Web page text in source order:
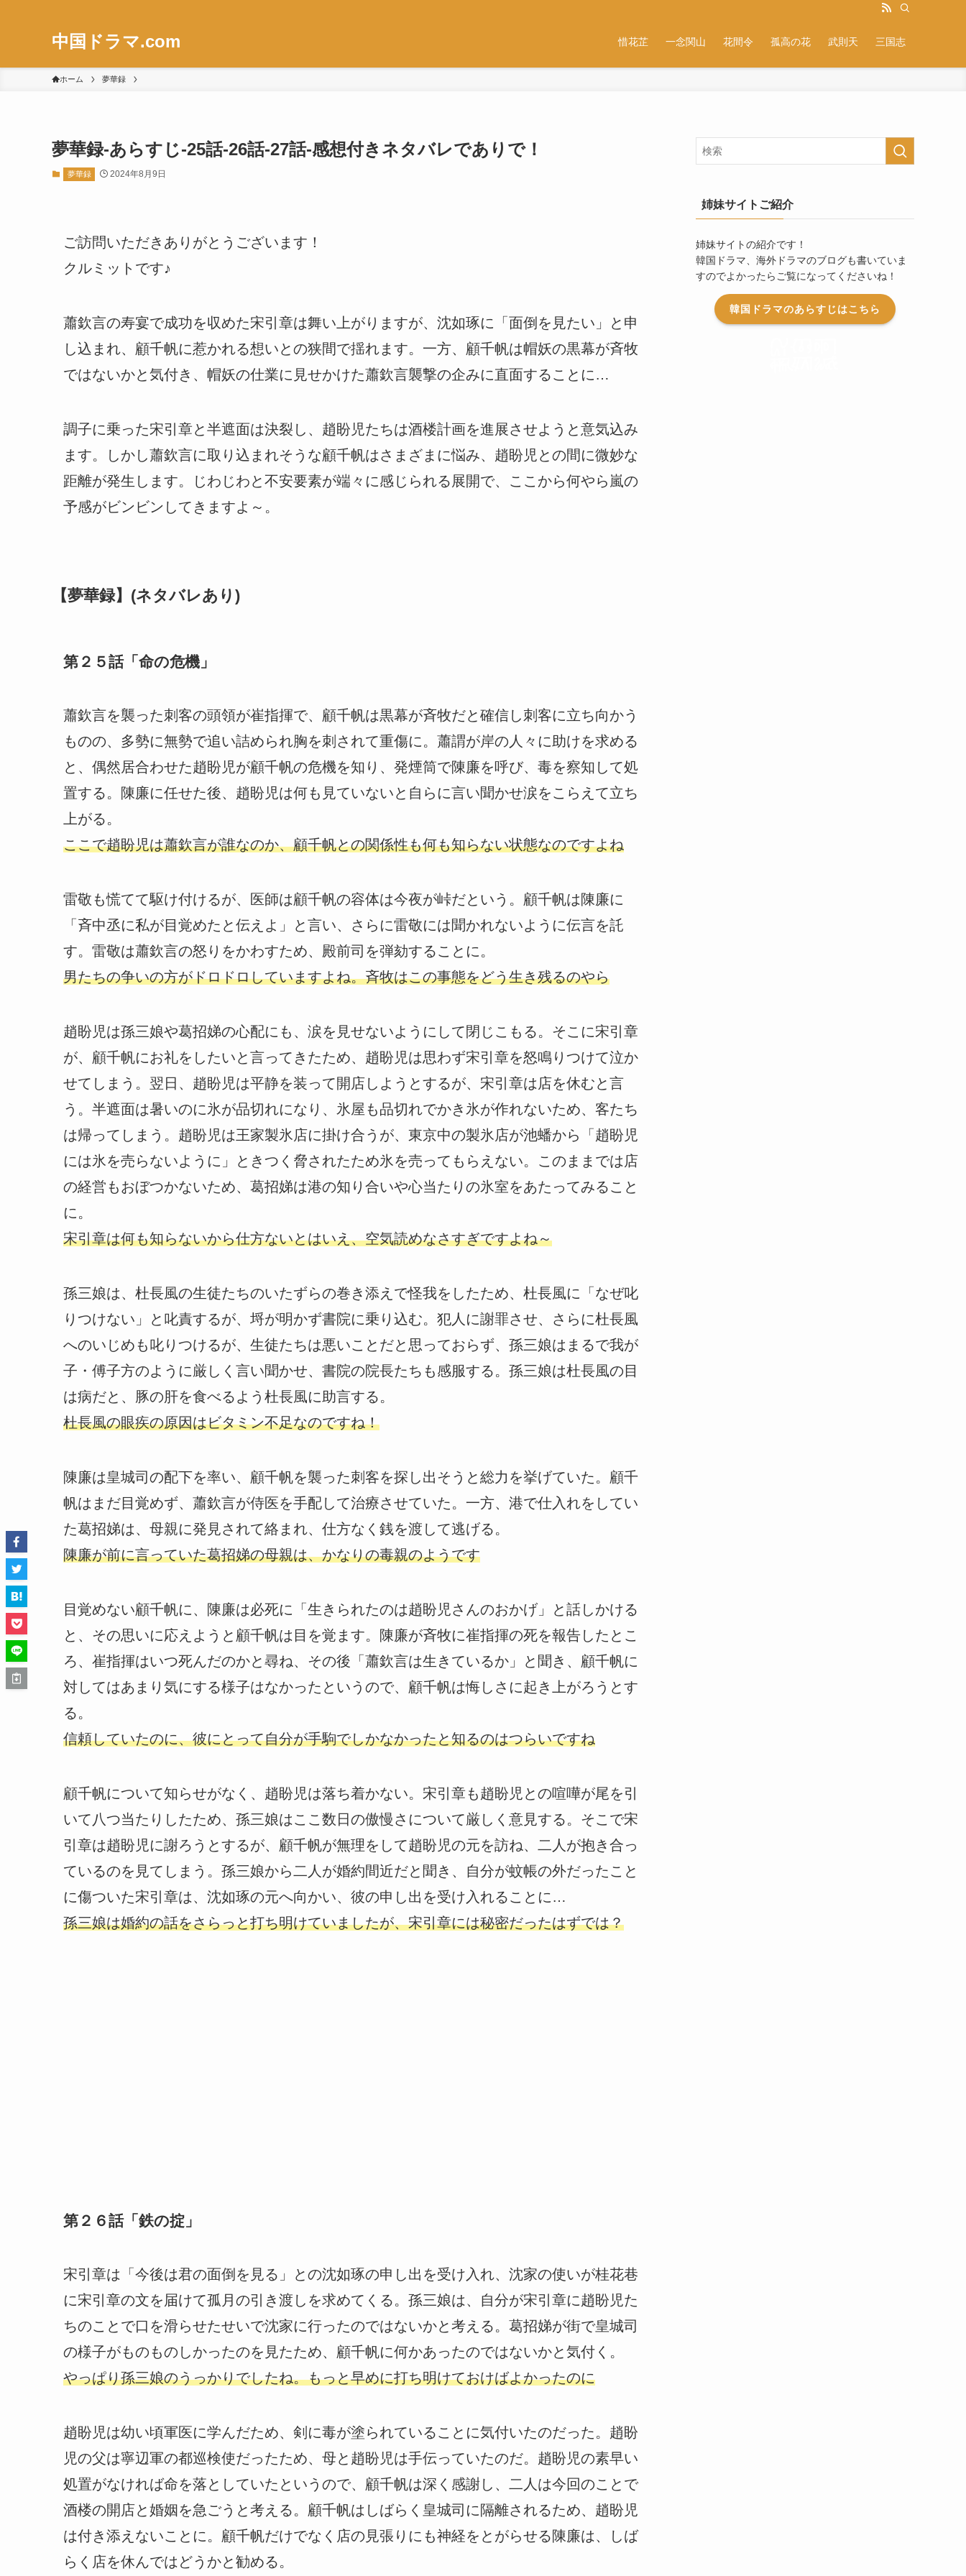
中国ドラマ.com 惜花芷 一念関山 花間令 孤高の花 武則天 三国志
ホーム 夢華録
夢華録-あらすじ-25話-26話-27話-感想付きネタバレでありで！
夢華録 2024年8月9日
ご訪問いただきありがとうございます！
クルミットです♪
蕭欽言の寿宴で成功を収めた宋引章は舞い上がりますが、沈如琢に「面倒を見たい」と申
し込まれ、顧千帆に惹かれる想いとの狭間で揺れます。一方、顧千帆は帽妖の黒幕が斉牧
ではないかと気付き、帽妖の仕業に見せかけた蕭欽言襲撃の企みに直面することに…
調子に乗った宋引章と半遮面は決裂し、趙盼児たちは酒楼計画を進展させようと意気込み
ます。しかし蕭欽言に取り込まれそうな顧千帆はさまざまに悩み、趙盼児との間に微妙な
距離が発生します。じわじわと不安要素が端々に感じられる展開で、ここから何やら嵐の
予感がビンビンしてきますよ～。
【夢華録】(ネタバレあり)
第２５話「命の危機」
蕭欽言を襲った刺客の頭領が崔指揮で、顧千帆は黒幕が斉牧だと確信し刺客に立ち向かう
ものの、多勢に無勢で追い詰められ胸を刺されて重傷に。蕭謂が岸の人々に助けを求める
と、偶然居合わせた趙盼児が顧千帆の危機を知り、発煙筒で陳廉を呼び、毒を察知して処
置する。陳廉に任せた後、趙盼児は何も見ていないと自らに言い聞かせ涙をこらえて立ち
上がる。
ここで趙盼児は蕭欽言が誰なのか、顧千帆との関係性も何も知らない状態なのですよね
雷敬も慌てて駆け付けるが、医師は顧千帆の容体は今夜が峠だという。顧千帆は陳廉に
「斉中丞に私が目覚めたと伝えよ」と言い、さらに雷敬には聞かれないように伝言を託
す。雷敬は蕭欽言の怒りをかわすため、殿前司を弾劾することに。
男たちの争いの方がドロドロしていますよね。斉牧はこの事態をどう生き残るのやら
趙盼児は孫三娘や葛招娣の心配にも、涙を見せないようにして閉じこもる。そこに宋引章
が、顧千帆にお礼をしたいと言ってきたため、趙盼児は思わず宋引章を怒鳴りつけて泣か
せてしまう。翌日、趙盼児は平静を装って開店しようとするが、宋引章は店を休むと言
う。半遮面は暑いのに氷が品切れになり、氷屋も品切れでかき氷が作れないため、客たち
は帰ってしまう。趙盼児は王家製氷店に掛け合うが、東京中の製氷店が池蟠から「趙盼児
には氷を売らないように」ときつく脅されたため氷を売ってもらえない。このままでは店
の経営もおぼつかないため、葛招娣は港の知り合いや心当たりの氷室をあたってみること
に。
宋引章は何も知らないから仕方ないとはいえ、空気読めなさすぎですよね～
孫三娘は、杜長風の生徒たちのいたずらの巻き添えで怪我をしたため、杜長風に「なぜ叱
りつけない」と叱責するが、埒が明かず書院に乗り込む。犯人に謝罪させ、さらに杜長風
へのいじめも叱りつけるが、生徒たちは悪いことだと思っておらず、孫三娘はまるで我が
子・傅子方のように厳しく言い聞かせ、書院の院長たちも感服する。孫三娘は杜長風の目
は病だと、豚の肝を食べるよう杜長風に助言する。
杜長風の眼疾の原因はビタミン不足なのですね！
陳廉は皇城司の配下を率い、顧千帆を襲った刺客を探し出そうと総力を挙げていた。顧千
帆はまだ目覚めず、蕭欽言が侍医を手配して治療させていた。一方、港で仕入れをしてい
た葛招娣は、母親に発見されて絡まれ、仕方なく銭を渡して逃げる。
陳廉が前に言っていた葛招娣の母親は、かなりの毒親のようです
目覚めない顧千帆に、陳廉は必死に「生きられたのは趙盼児さんのおかげ」と話しかける
と、その思いに応えようと顧千帆は目を覚ます。陳廉が斉牧に崔指揮の死を報告したとこ
ろ、崔指揮はいつ死んだのかと尋ね、その後「蕭欽言は生きているか」と聞き、顧千帆に
対してはあまり気にする様子はなかったというので、顧千帆は悔しさに起き上がろうとす
る。
信頼していたのに、彼にとって自分が手駒でしかなかったと知るのはつらいですね
顧千帆について知らせがなく、趙盼児は落ち着かない。宋引章も趙盼児との喧嘩が尾を引
いて八つ当たりしたため、孫三娘はここ数日の傲慢さについて厳しく意見する。そこで宋
引章は趙盼児に謝ろうとするが、顧千帆が無理をして趙盼児の元を訪ね、二人が抱き合っ
ているのを見てしまう。孫三娘から二人が婚約間近だと聞き、自分が蚊帳の外だったこと
に傷ついた宋引章は、沈如琢の元へ向かい、彼の申し出を受け入れることに…
孫三娘は婚約の話をさらっと打ち明けていましたが、宋引章には秘密だったはずでは？
第２６話「鉄の掟」
宋引章は「今後は君の面倒を見る」との沈如琢の申し出を受け入れ、沈家の使いが桂花巷
に宋引章の文を届けて孤月の引き渡しを求めてくる。孫三娘は、自分が宋引章に趙盼児た
ちのことで口を滑らせたせいで沈家に行ったのではないかと考える。葛招娣が街で皇城司
の様子がものものしかったのを見たため、顧千帆に何かあったのではないかと気付く。
やっぱり孫三娘のうっかりでしたね。もっと早めに打ち明けておけばよかったのに
趙盼児は幼い頃軍医に学んだため、剣に毒が塗られていることに気付いたのだった。趙盼
児の父は寧辺軍の都巡検使だったため、母と趙盼児は手伝っていたのだ。趙盼児の素早い
処置がなければ命を落としていたというので、顧千帆は深く感謝し、二人は今回のことで
酒楼の開店と婚姻を急ごうと考える。顧千帆はしばらく皇城司に隔離されるため、趙盼児
は付き添えないことに。顧千帆だけでなく店の見張りにも神経をとがらせる陳廉は、しば
らく店を休んではどうかと勧める。
姉妹サイトご紹介
姉妹サイトの紹介です！
韓国ドラマ、海外ドラマのブログも書いていま
すのでよかったらご覧になってくださいね！
韓国ドラマのあらすじはこちら